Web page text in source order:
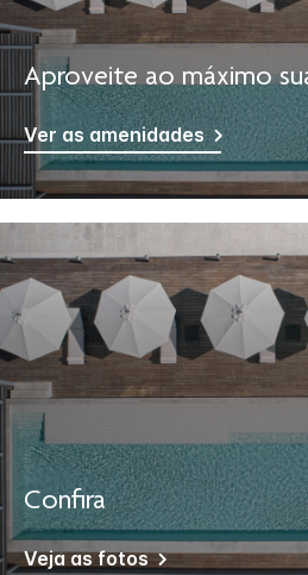
Aproveite ao máximo
Ver as amenidades
Confira
Veja as fotos